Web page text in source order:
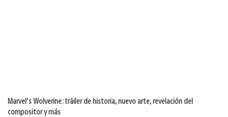
Marvel’s Wolverine: tráiler de historia, nuevo arte, revelación del
compositor y más